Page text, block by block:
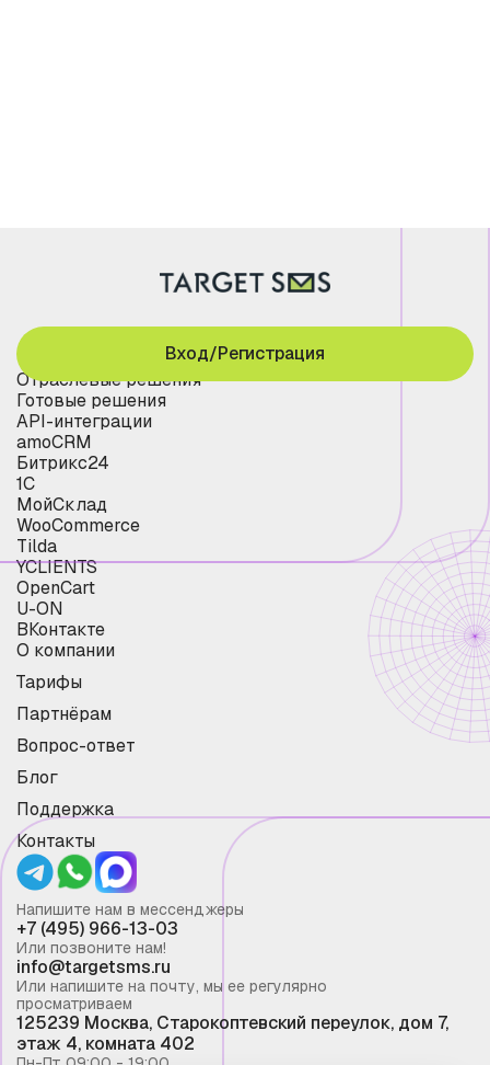
Отраслевые решения
Готовые решения
API-интеграции
amoCRM
Битрикс24
1С
МойСклад
WooCommerce
Tilda
YCLIENTS
OpenCart
U-ON
ВКонтакте
О компании
Тарифы
Партнёрам
Вопрос-ответ
Блог
Поддержка
Контакты
Вход/Регистрация
Напишите нам в мессенджеры
+7 (495) 966-13-03
Или позвоните нам!
info@targetsms.ru
Или напишите на почту, мы ее регулярно
просматриваем
125239 Москва, Старокоптевский переулок, дом 7,
этаж 4, комната 402